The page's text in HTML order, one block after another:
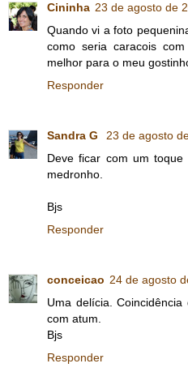
Cininha 23 de agosto de
Quando vi a foto
como seria caracois
melhor para o meu
Responder
Sandra G
23 de agosto
Deve ficar com um
medronho.
Bjs
Responder
conceicao 24 de agosto
Uma delícia.
com atum.
Bjs
Responder